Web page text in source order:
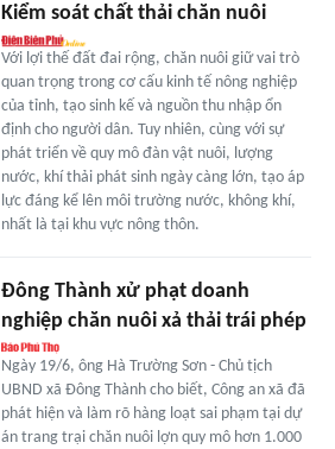
Kiểm soát chất thải chăn nuôi
Với lợi thế đất đai rộng, chăn nuôi giữ vai trò
quan trọng trong cơ cấu kinh tế nông nghiệp
của tỉnh, tạo sinh kế và nguồn thu nhập ổn
định cho người dân. Tuy nhiên, cùng với sự
phát triển về quy mô đàn vật nuôi, lượng
nước, khí thải phát sinh ngày càng lớn, tạo áp
lực đáng kể lên môi trường nước, không khí,
nhất là tại khu vực nông thôn.
Đông Thành xử phạt doanh
nghiệp chăn nuôi xả thải trái phép
Ngày 19/6, ông Hà Trường Sơn - Chủ tịch
UBND xã Đông Thành cho biết, Công an xã đã
phát hiện và làm rõ hàng loạt sai phạm tại dự
án trang trại chăn nuôi lợn quy mô hơn 1.000